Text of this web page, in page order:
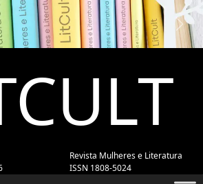
Next
Revista Mulheres e Literatura
ISSN 1808-5024